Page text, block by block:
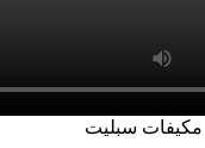
سبليت